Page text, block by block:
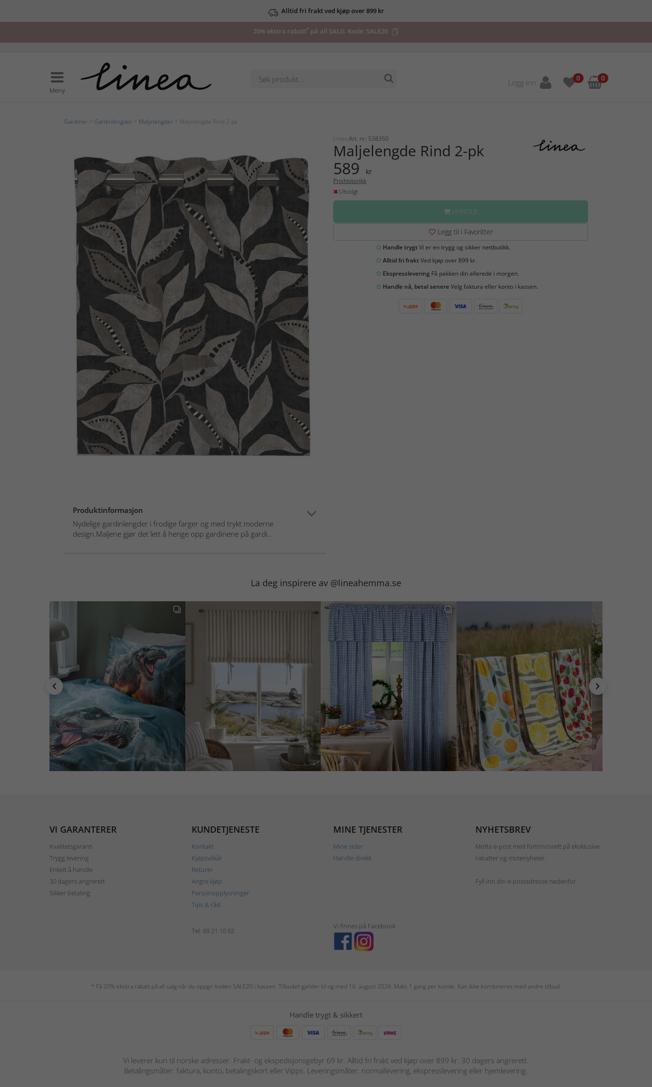
Alltid fri frakt ved kjøp over 899 kr
20% ekstra rabatt* på all SALG. Kode: SALE20
Meny
Logg inn 0 0
Gardiner Gardinlengder Maljelengder > Maljelengde Rind 2-pk
Produktinformasjon
Nydelige gardinlengder i frodige farger og med trykt moderne
design.Maljene gjør det lett å henge opp gardinene på gardi...
Linea Art. nr: 538350
Maljelengde Rind 2-pk
589 kr
Prishistorikk
Utsolgt
HANDLE
Legg til i Favoritter
Handle trygtVi er en trygg og sikker nettbutikk.
Alltid fri fraktVed kjøp over 899 kr.
EkspressleveringFå pakken din allerede i morgen.
Handle nå, betal senereVelg faktura eller konto i kassen.
La deg inspirere av @lineahemma.se
VI GARANTERER
Kvalitetsgaranti
Trygg levering
Enkelt å handle
30 dagers angrerett
Sikker betaling
KUNDETJENESTE
Kontakt
Kjøpsvilkår
Returer
Angre kjøp
Personopplysninger
Tips & råd
MINE TJENESTER
Mine sider
Handle direkt
NYHETSBREV
Motta e-post med fortrinnsrett på eksklusive
rabatter og motenyheter.
Fyll inn din e-postadresse nedenfor.
Tel: 69 21 10 92
Vi finnes på Facebook
* Få 20% ekstra rabatt på all salg når du oppgir koden SALE20 i kassen. Tilbudet gjelder til og med 16. august 2026. Maks 1 gang per kunde. Kan ikke kombineres med andre tilbud.
Handle trygt & sikkert
Vi leverer kun til norske adresser. Frakt- og ekspedisjonsgebyr 69 kr. Alltid fri frakt ved kjøp over 899 kr. 30 dagers angrerett.
Betalingsmåter: faktura, konto, betalingskort eller Vipps. Leveringsmåter: normallevering, ekspresslevering eller hjemlevering.